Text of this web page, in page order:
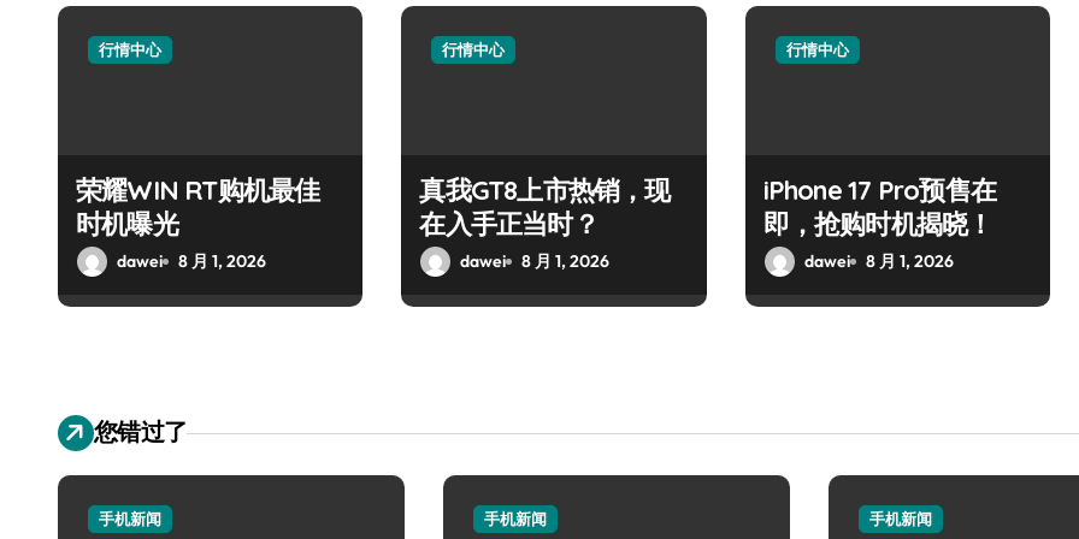
行情中心
荣耀WIN RT购机最佳
时机曝光
dawei 8 月 1, 2026
行情中心
真我GT8上市热销，现
在入手正当时？
dawei 8 月 1, 2026
行情中心
iPhone 17 Pro预售在
即，抢购时机揭晓！
dawei 8 月 1, 2026
您错过了
手机新闻 手机新闻 手机新闻